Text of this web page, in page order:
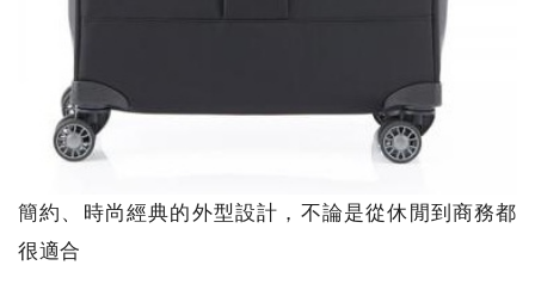
簡約、時尚經典的外型設計，不論是從休閒到商務都
很適合